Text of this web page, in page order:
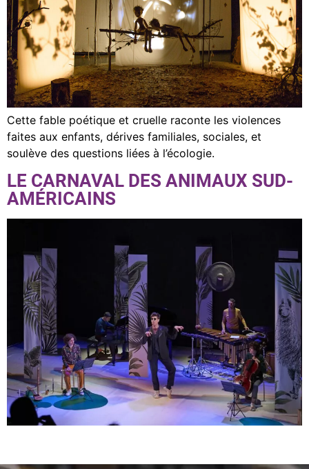
Cette fable poétique et cruelle raconte les violences
faites aux enfants, dérives familiales, sociales, et
soulève des questions liées à l’écologie.
LE CARNAVAL DES ANIMAUX SUD-
AMÉRICAINS